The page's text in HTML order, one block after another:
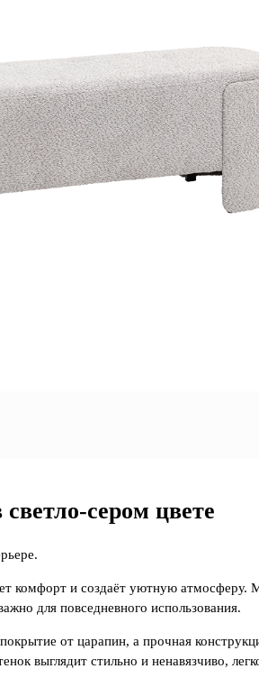
категории
Комплекты прихожих
Письменные столы
Шкафы-витрины
сером цвете
комфорт и создаёт уютную атмосферу.
для повседневного использования.
от царапин, а прочная
выглядит стильно и ненавязчиво,